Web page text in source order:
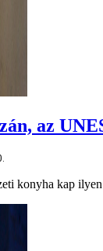
az
konyha kap